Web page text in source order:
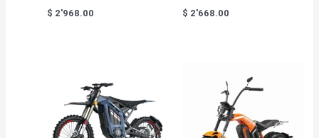
$ 2'968.00 $ 2'668.00